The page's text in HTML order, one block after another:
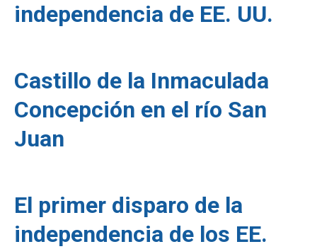
independencia de EE. UU.
Castillo de la Inmaculada
Concepción en el río San
Juan
El primer disparo de la
independencia de los EE.